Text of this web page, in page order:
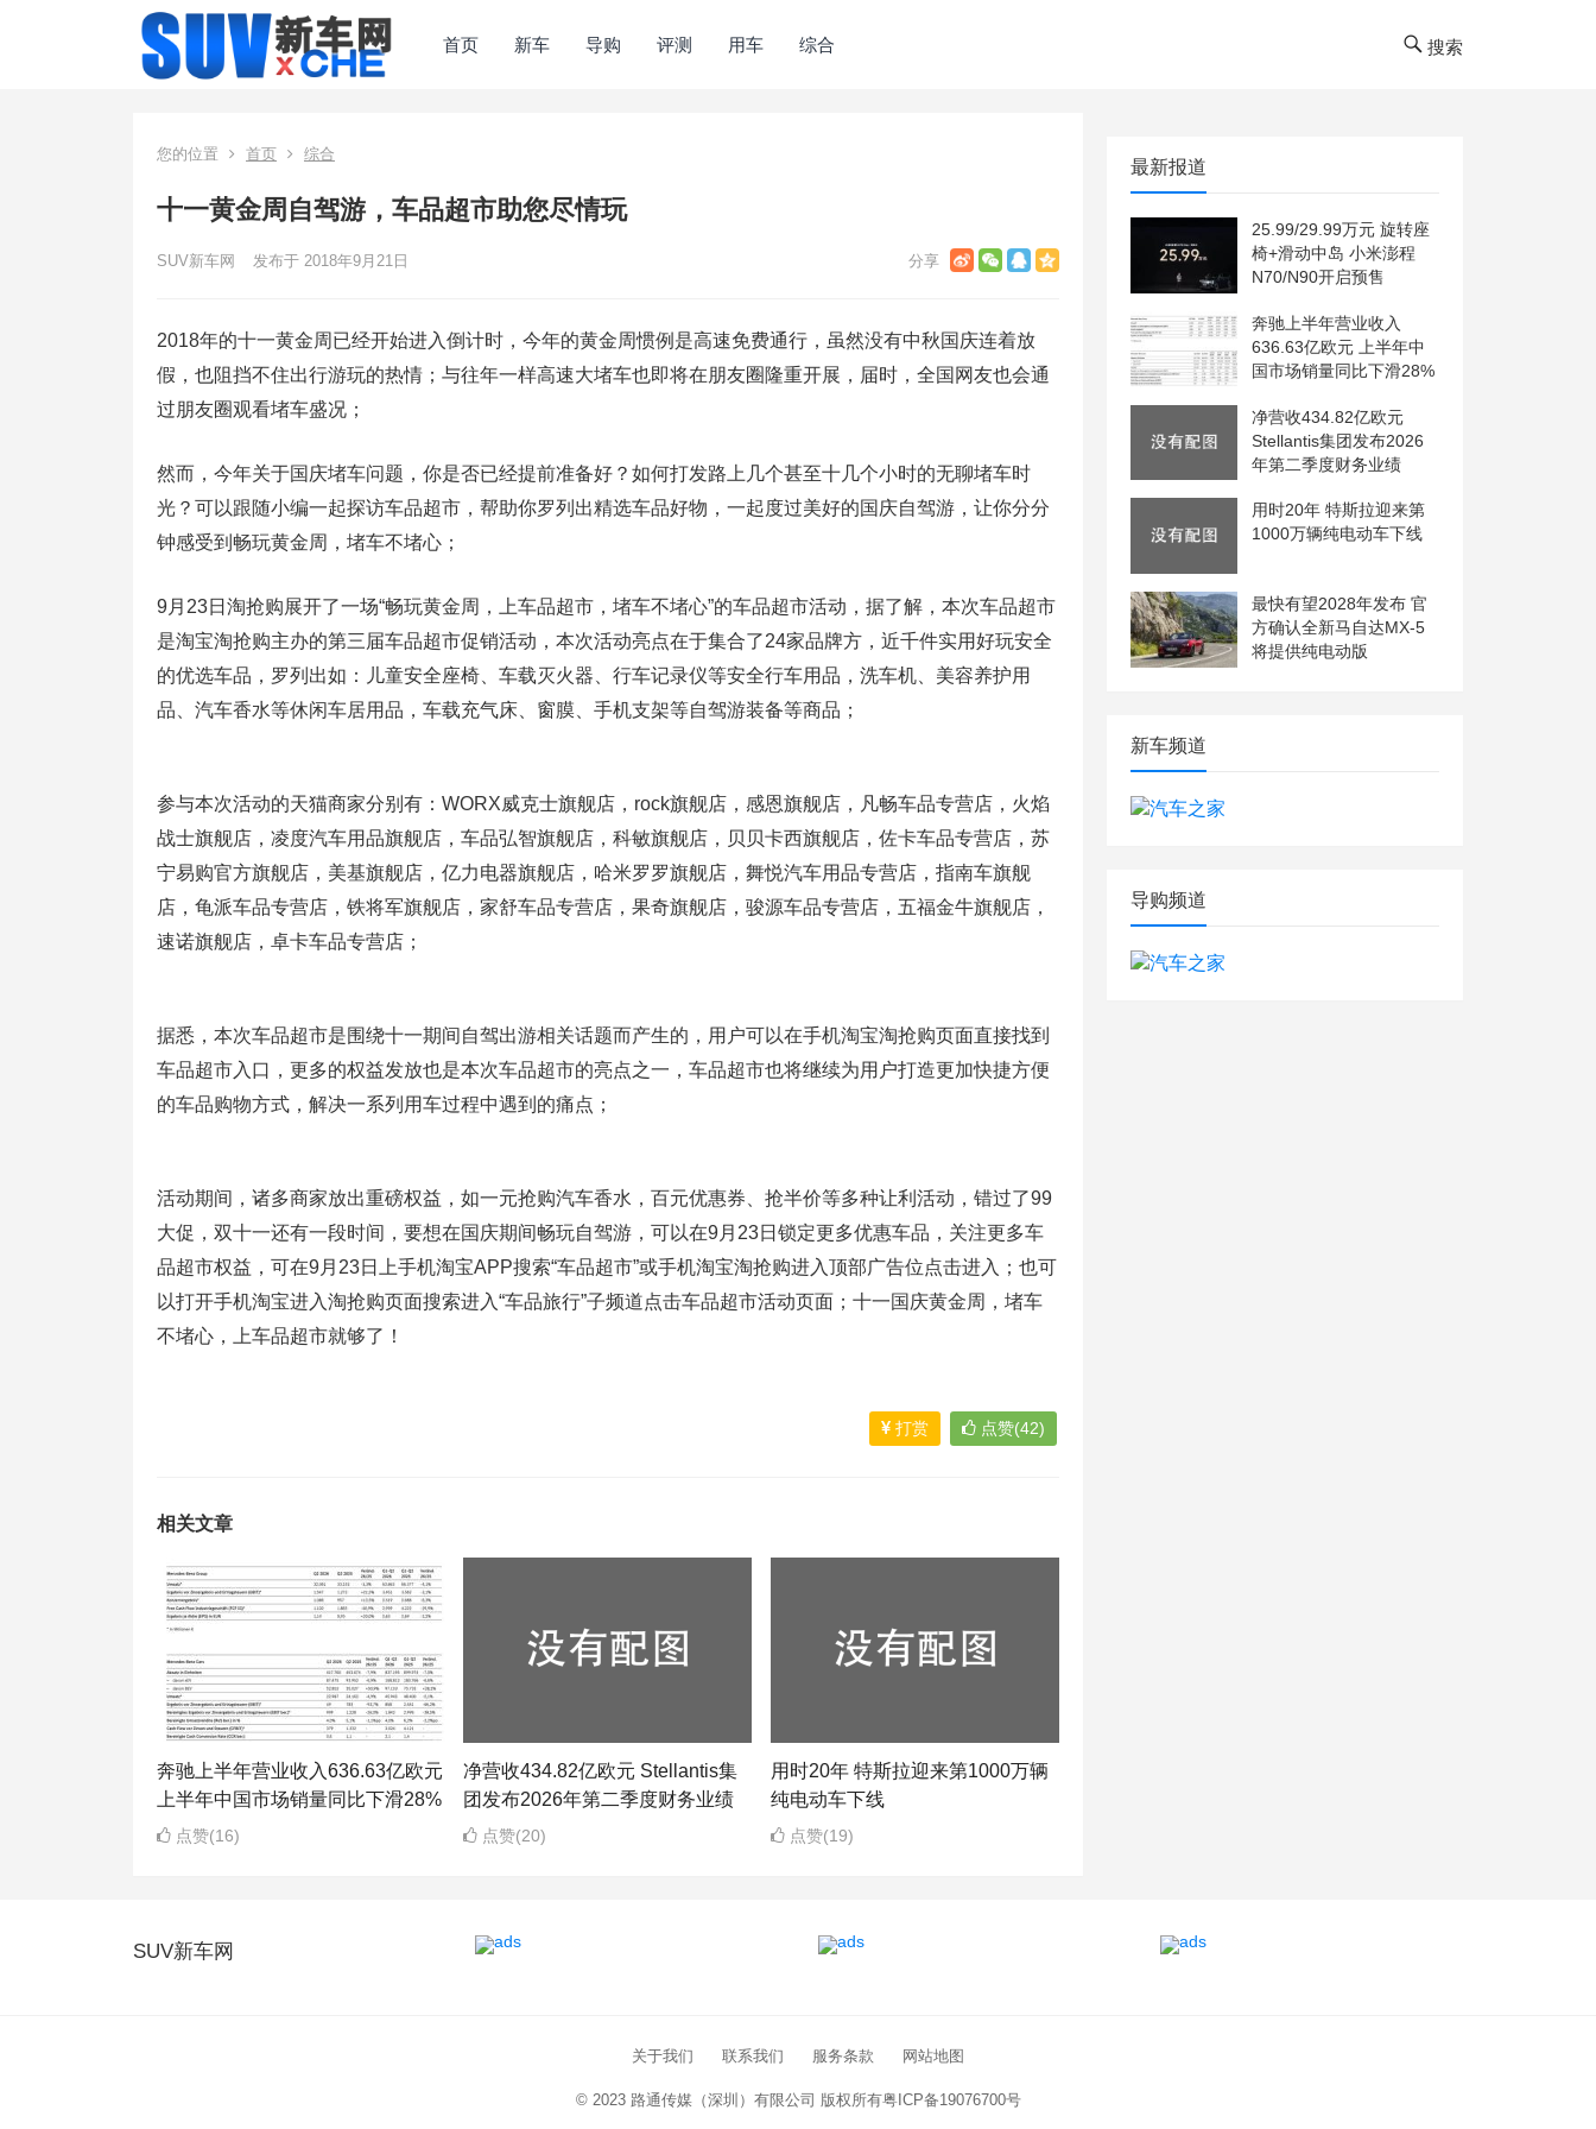
首页 新车 导购 评测 用车 综合 搜索
您的位置 首页 综合
十一黄金周自驾游，车品超市助您尽情玩
SUV新车网 发布于 2018年9月21日
2018年的十一黄金周已经开始进入倒计时，今年的黄金周惯例是高速免费通行，虽然没有中秋国庆连着放
假，也阻挡不住出行游玩的热情；与往年一样高速大堵车也即将在朋友圈隆重开展，届时，全国网友也会通
过朋友圈观看堵车盛况；
然而，今年关于国庆堵车问题，你是否已经提前准备好？如何打发路上几个甚至十几个小时的无聊堵车时
光？可以跟随小编一起探访车品超市，帮助你罗列出精选车品好物，一起度过美好的国庆自驾游，让你分分
钟感受到畅玩黄金周，堵车不堵心；
9月23日淘抢购展开了一场“畅玩黄金周，上车品超市，堵车不堵心”的车品超市活动，据了解，本次车品超市
是淘宝淘抢购主办的第三届车品超市促销活动，本次活动亮点在于集合了24家品牌方，近千件实用好玩安全
的优选车品，罗列出如：儿童安全座椅、车载灭火器、行车记录仪等安全行车用品，洗车机、美容养护用
品、汽车香水等休闲车居用品，车载充气床、窗膜、手机支架等自驾游装备等商品；
参与本次活动的天猫商家分别有：WORX威克士旗舰店，rock旗舰店，感恩旗舰店，凡畅车品专营店，火焰
战士旗舰店，凌度汽车用品旗舰店，车品弘智旗舰店，科敏旗舰店，贝贝卡西旗舰店，佐卡车品专营店，苏
宁易购官方旗舰店，美基旗舰店，亿力电器旗舰店，哈米罗罗旗舰店，舞悦汽车用品专营店，指南车旗舰
店，龟派车品专营店，铁将军旗舰店，家舒车品专营店，果奇旗舰店，骏源车品专营店，五福金牛旗舰店，
速诺旗舰店，卓卡车品专营店；
据悉，本次车品超市是围绕十一期间自驾出游相关话题而产生的，用户可以在手机淘宝淘抢购页面直接找到
车品超市入口，更多的权益发放也是本次车品超市的亮点之一，车品超市也将继续为用户打造更加快捷方便
的车品购物方式，解决一系列用车过程中遇到的痛点；
活动期间，诸多商家放出重磅权益，如一元抢购汽车香水，百元优惠券、抢半价等多种让利活动，错过了99
大促，双十一还有一段时间，要想在国庆期间畅玩自驾游，可以在9月23日锁定更多优惠车品，关注更多车
品超市权益，可在9月23日上手机淘宝APP搜索“车品超市”或手机淘宝淘抢购进入顶部广告位点击进入；也可
以打开手机淘宝进入淘抢购页面搜索进入“车品旅行”子频道点击车品超市活动页面；十一国庆黄金周，堵车
不堵心，上车品超市就够了！
打赏 点赞(42)
相关文章
奔驰上半年营业收入636.63亿欧元
上半年中国市场销量同比下滑28%
点赞(16)
净营收434.82亿欧元 Stellantis集
团发布2026年第二季度财务业绩
点赞(20)
用时20年 特斯拉迎来第1000万辆
纯电动车下线
点赞(19)
最新报道
25.99/29.99万元 旋转座
椅+滑动中岛 小米澎程
N70/N90开启预售
奔驰上半年营业收入
636.63亿欧元 上半年中
国市场销量同比下滑28%
净营收434.82亿欧元
Stellantis集团发布2026
年第二季度财务业绩
用时20年 特斯拉迎来第
1000万辆纯电动车下线
最快有望2028年发布 官
方确认全新马自达MX-5
将提供纯电动版
新车频道
导购频道
SUV新车网
关于我们 联系我们 服务条款 网站地图
© 2023 路通传媒（深圳）有限公司 版权所有粤ICP备19076700号